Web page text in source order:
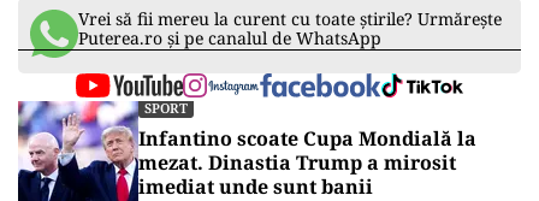
Vrei să fii mereu la curent cu toate știrile? Urmărește
Puterea.ro și pe canalul de WhatsApp
SPORT
Infantino scoate Cupa Mondială la
mezat. Dinastia Trump a mirosit
imediat unde sunt banii